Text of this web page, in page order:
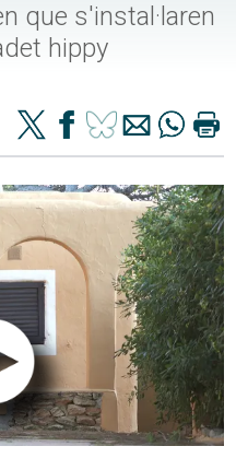
que s'instal·laren
hippy